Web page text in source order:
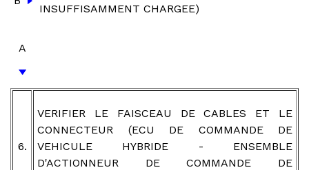
INSUFFISAMMENT CHARGEE)
A
6.
VERIFIER LE FAISCEAU DE CABLES ET LE
CONNECTEUR (ECU DE COMMANDE DE
VEHICULE HYBRIDE - ENSEMBLE
D'ACTIONNEUR DE COMMANDE DE